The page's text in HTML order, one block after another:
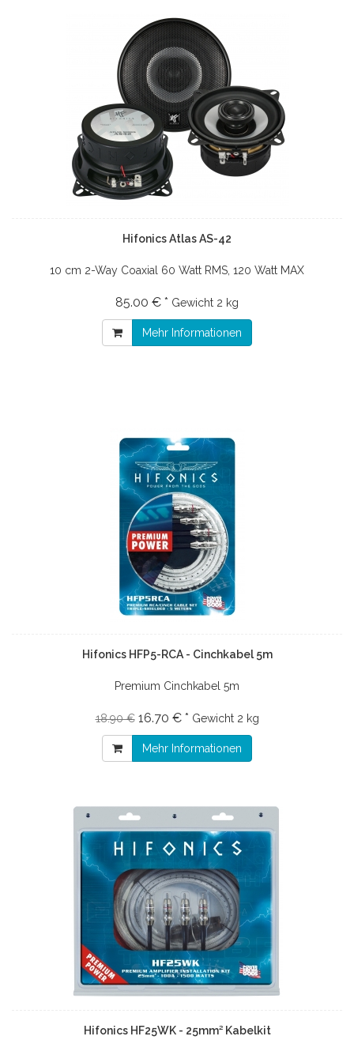
Hifonics Atlas AS-42
10 cm 2-Way Coaxial 60 Watt RMS, 120 Watt MAX
85.00 € * Gewicht 2 kg
Mehr Informationen
Hifonics HFP5-RCA - Cinchkabel 5m
Premium Cinchkabel 5m
18.90 € 16.70 € * Gewicht 2 kg
Mehr Informationen
Hifonics HF25WK - 25mm² Kabelkit